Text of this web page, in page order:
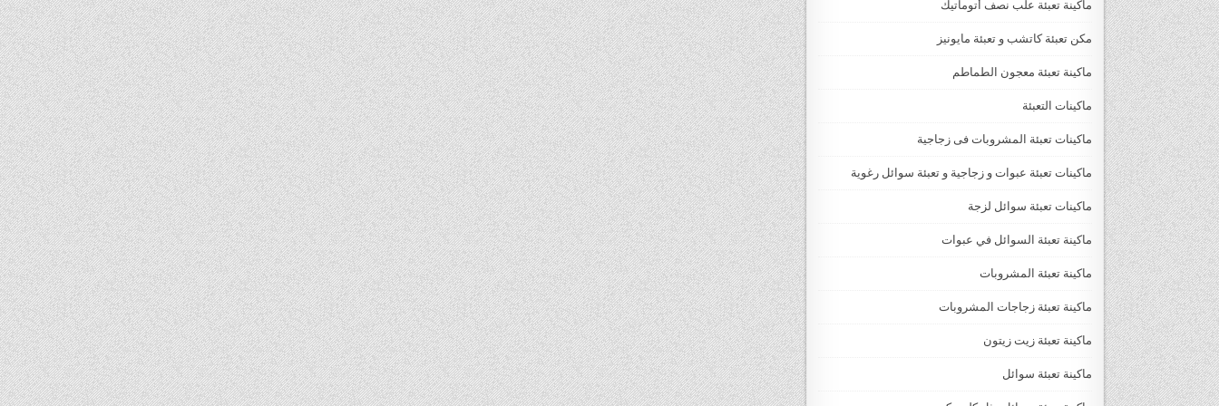
ماكينة تعبئة علب نصف أتوماتيك
مكن تعبئة كاتشب و تعبئة مايونيز
ماكينة تعبئة معجون الطماطم
ماكينات التعبئة
ماكينات تعبئة المشروبات فى زجاجية
ماكينات تعبئة عبوات و زجاجية و تعبئة سوائل رغوية
ماكينات تعبئة سوائل لزجة
‏‏‏ماكينة تعبئة السوائل في عبوات
ماكينة تعبئة المشروبات
ماكينة تعبئة زجاجات المشروبات
ماكينة تعبئة زيت زيتون
ماكينة تعبئة سوائل